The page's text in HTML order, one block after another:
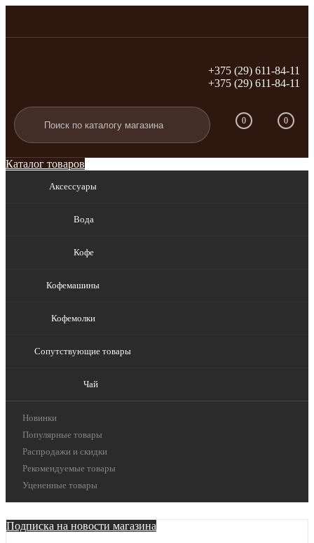
Вход Регистрация
+375 (29) 611-84-11
+375 (29) 611-84-11
0 0
Каталог товаров
Аксессуары
Вода
Кофе
Кофемашины
Кофемолки
Сопутствующие товары
Чай
Новинки
Популярные товары
Распродажи и скидки
Рекомендуемые товары
Уцененные товары
Подписка на новости магазина